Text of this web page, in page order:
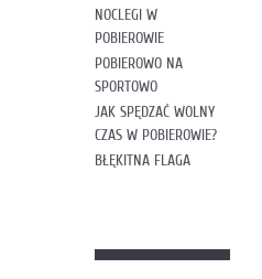
NOCLEGI W
POBIEROWIE
POBIEROWO NA
SPORTOWO
JAK SPĘDZAĆ WOLNY
CZAS W POBIEROWIE?
BŁĘKITNA FLAGA